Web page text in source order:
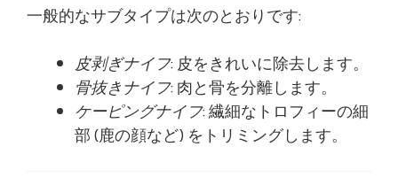
一般的なサブタイプは次のとおりです:
皮剥ぎナイフ: 皮をきれいに除去します。
骨抜きナイフ: 肉と骨を分離します。
ケーピングナイフ: 繊細なトロフィーの細
部 (鹿の顔など) をトリミングします。